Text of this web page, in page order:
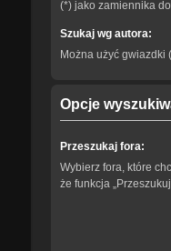
(*) jako zamiennika
Szukaj wg autora:
Można użyć gwiazdki
Opcje
Przeszukaj fora:
Wybierz fora, które
że funkcja